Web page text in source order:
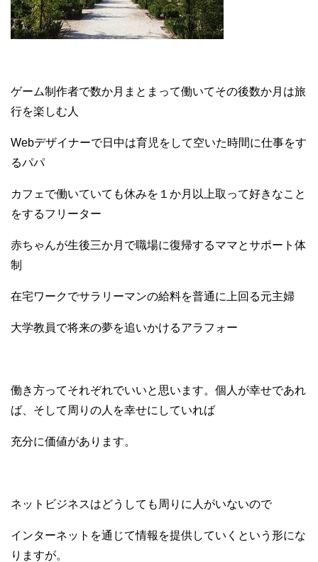
ゲーム制作者で数か月まとまって働いてその後数か月は旅
行を楽しむ人
Webデザイナーで日中は育児をして空いた時間に仕事をす
るパパ
カフェで働いていても休みを１か月以上取って好きなこと
をするフリーター
赤ちゃんが生後三か月で職場に復帰するママとサポート体
制
在宅ワークでサラリーマンの給料を普通に上回る元主婦
大学教員で将来の夢を追いかけるアラフォー
働き方ってそれぞれでいいと思います。個人が幸せであれ
ば、そして周りの人を幸せにしていれば
充分に価値があります。
ネットビジネスはどうしても周りに人がいないので
インターネットを通じて情報を提供していくという形にな
りますが。